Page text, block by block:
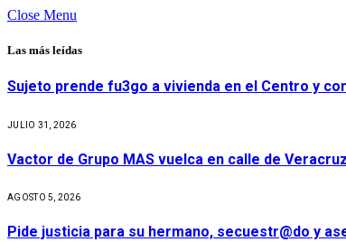
Close Menu
Las más leídas
Sujeto prende fu3go a vivienda en el Centro y
JULIO 31, 2026
Vactor de Grupo MAS vuelca en calle de
AGOSTO 5, 2026
Pide justicia para su hermano, secuestr@do y